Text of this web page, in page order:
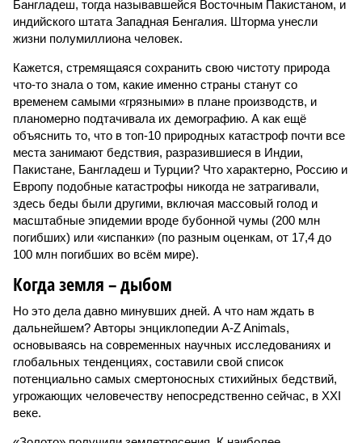
Бангладеш, тогда называвшейся Восточным Пакистаном, и
индийского штата Западная Бенгалия. Шторма унесли
жизни полумиллиона человек.
Кажется, стремящаяся сохранить свою чистоту природа
что-то знала о том, какие именно страны станут со
временем самыми «грязными» в плане производств, и
планомерно подтачивала их демографию. А как ещё
объяснить то, что в топ-10 природных катастроф почти все
места занимают бедствия, разразившиеся в Индии,
Пакистане, Бангладеш и Турции? Что характерно, Россию и
Европу подобные катастрофы никогда не затрагивали,
здесь беды были другими, включая массовый голод и
масштабные эпидемии вроде бубонной чумы (200 млн
погибших) или «испанки» (по разным оценкам, от 17,4 до
100 млн погибших во всём мире).
Когда земля – дыбом
Но это дела давно минувших дней. А что нам ждать в
дальнейшем? Авторы энциклопедии A-Z Animals,
основываясь на современных научных исследованиях и
глобальных тенденциях, составили свой список
потенциально самых смертоносных стихийных бедствий,
угрожающих человечеству непосредственно сейчас, в XXI
веке.